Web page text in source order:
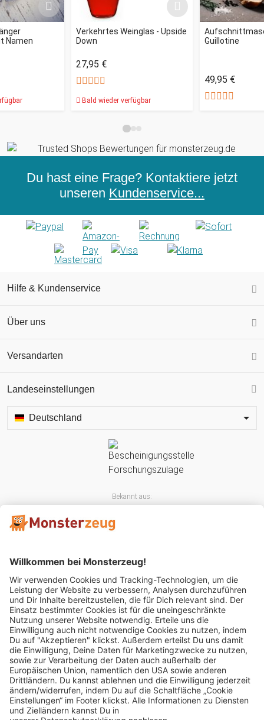
Namen
Verkehrtes Weinglas - Upside
Down
27,95 €
Bald wieder verfügbar
Guillotine
49,95 €
Du hast eine Frage? Kontaktiere jetzt
unseren Kundenservice...
Hilfe & Kundenservice
Über uns
Versandarten
Landeseinstellungen
Deutschland
Bekannt aus:
Mitglied im: